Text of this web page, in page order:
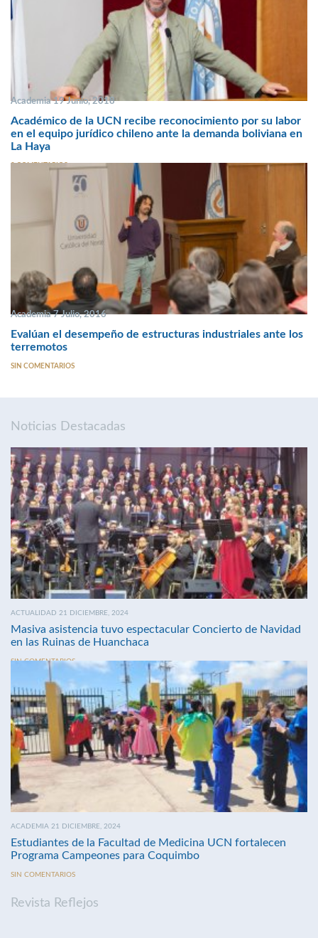
Academia 19 Junio, 2018
Académico de la UCN recibe reconocimiento por su labor
en el equipo jurídico chileno ante la demanda boliviana en
La Haya
2 COMENTARIOS
Academia 7 Julio, 2016
Evalúan el desempeño de estructuras industriales ante los
terremotos
SIN COMENTARIOS
Noticias Destacadas
ACTUALIDAD 21 DICIEMBRE, 2024
Masiva asistencia tuvo espectacular Concierto de Navidad
en las Ruinas de Huanchaca
SIN COMENTARIOS
ACADEMIA 21 DICIEMBRE, 2024
Estudiantes de la Facultad de Medicina UCN fortalecen
Programa Campeones para Coquimbo
SIN COMENTARIOS
Revista Reflejos